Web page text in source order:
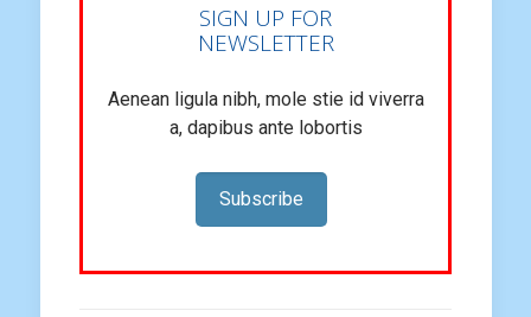
SIGN UP FOR
NEWSLETTER
Aenean ligula nibh, mole stie id viverra
a, dapibus ante lobortis
Subscribe